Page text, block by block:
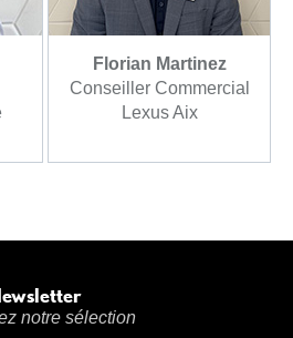
Florian Martinez
Conseiller Commercial
Lexus Aix
notre sélection